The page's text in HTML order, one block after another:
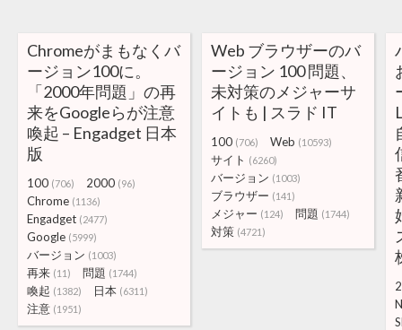
Chromeがまもなくバ
ージョン100に。
「2000年問題」の再
来をGoogleらが注意
喚起 – Engadget 日本
版
100 (706) 2000 (96)
Chrome (1136)
Engadget (2477)
Google (5999)
バージョン (1003)
再来 (11) 問題 (1744)
喚起 (1382) 日本 (6311)
注意 (1951)
Web ブラウザーのバ
ージョン 100 問題、
未対策のメジャーサ
イトも | スラド IT
100 (706) Web (10593)
サイト (6260)
バージョン (1003)
ブラウザー (141)
メジャー (124) 問題 (1744)
対策 (4721)